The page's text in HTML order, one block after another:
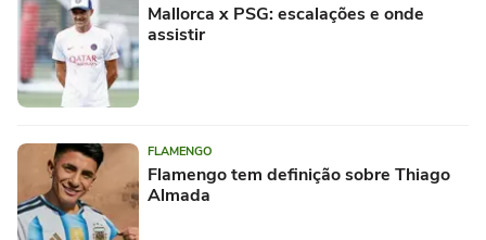
Mallorca x PSG: escalações e onde
assistir
FLAMENGO
Flamengo tem definição sobre Thiago
Almada